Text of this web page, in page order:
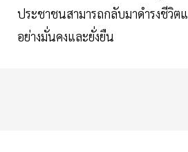
ประชาชนสามารถกลับมาดำรงชีวิ
อย่างมั่นคงและยั่งยืน